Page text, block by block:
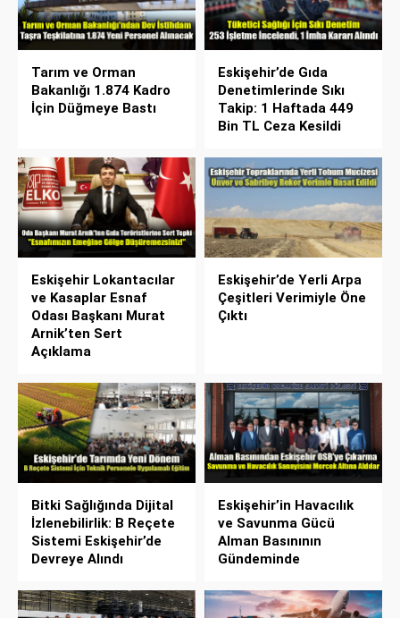
Tarım ve Orman
Bakanlığı 1.874 Kadro
İçin Düğmeye Bastı
Eskişehir’de Gıda
Denetimlerinde Sıkı
Takip: 1 Haftada 449
Bin TL Ceza Kesildi
Eskişehir Lokantacılar
ve Kasaplar Esnaf
Odası Başkanı Murat
Arnik’ten Sert
Açıklama
Eskişehir’de Yerli Arpa
Çeşitleri Verimiyle Öne
Çıktı
Bitki Sağlığında Dijital
İzlenebilirlik: B Reçete
Sistemi Eskişehir’de
Devreye Alındı
Eskişehir’in Havacılık
ve Savunma Gücü
Alman Basınının
Gündeminde